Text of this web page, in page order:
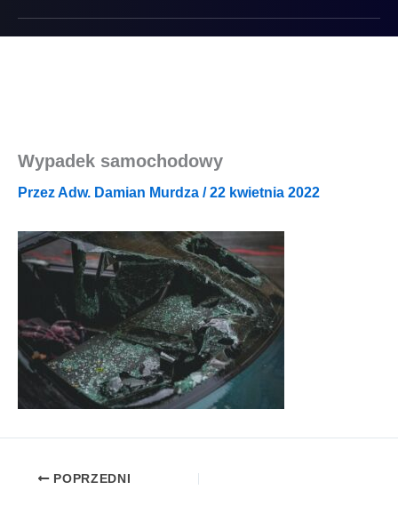
Wypadek samochodowy
PrzezAdw. Damian Murdza /22 kwietnia 2022
POPRZEDNI